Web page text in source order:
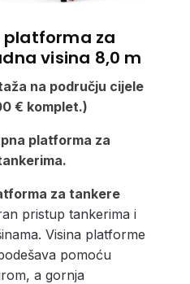
platforma za
visina 8,0 m
na području cijele
€ komplet.)
platforma za
za tankere
pristup tankerima i
Visina platforme
pomoću
a gornja